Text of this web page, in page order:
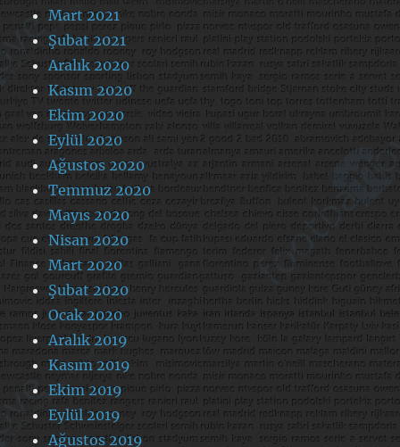
Mart 2021
Şubat 2021
Aralık 2020
Kasım 2020
Ekim 2020
Eylül 2020
Ağustos 2020
Temmuz 2020
Mayıs 2020
Nisan 2020
Mart 2020
Şubat 2020
Ocak 2020
Aralık 2019
Kasım 2019
Ekim 2019
Eylül 2019
Ağustos 2019